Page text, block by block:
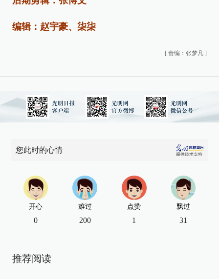
编辑：赵宇豪、柒柒
[ 责编：张梦凡 ]
您此时的心情
开心
0
难过
200
点赞
1
飘过
31
推荐阅读